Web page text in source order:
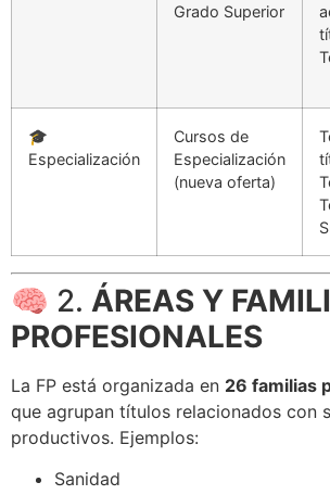
Grado Superior
🎓
Especialización
Cursos de
Especialización
(nueva oferta)
🧠 2. ÁREAS Y
PROFESIONALES
La FP está organizada en 26 familias
que agrupan títulos relacionados con
productivos. Ejemplos:
Sanidad